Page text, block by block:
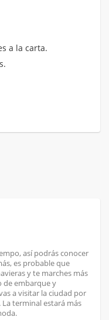
a la carta.
así podrás conocer
es probable que
y te marches más
de embarque y
a visitar la ciudad por
terminal estará más